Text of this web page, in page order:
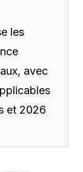
les
avec
et 2026